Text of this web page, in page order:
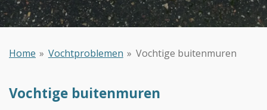
Home » Vochtproblemen » Vochtige buitenmuren
Vochtige buitenmuren